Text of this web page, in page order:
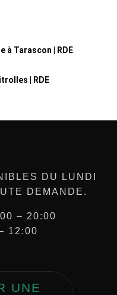
à Tarascon | RDE
| RDE
DU LUNDI
DEMANDE.
– 20:00
12:00
UNE